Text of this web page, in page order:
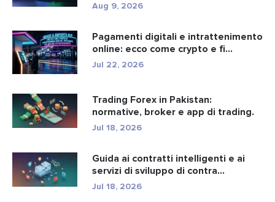
Aug 9, 2026
Pagamenti digitali e intrattenimento
online: ecco come crypto e fi...
Jul 22, 2026
Trading Forex in Pakistan:
normative, broker e app di trading.
Jul 18, 2026
Guida ai contratti intelligenti e ai
servizi di sviluppo di contra...
Jul 18, 2026